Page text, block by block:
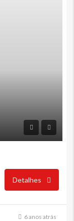
Detalhes
6 anos atrás